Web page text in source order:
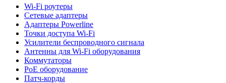
Wi-Fi роутеры
Сетевые адаптеры
Адаптеры Powerline
Точки доступа Wi-Fi
Усилители беспроводного сигнала
Антенны для Wi-Fi оборудования
Коммутаторы
PoE оборудование
Патч-корды